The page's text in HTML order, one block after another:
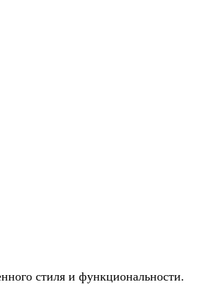
стиля и функциональности.